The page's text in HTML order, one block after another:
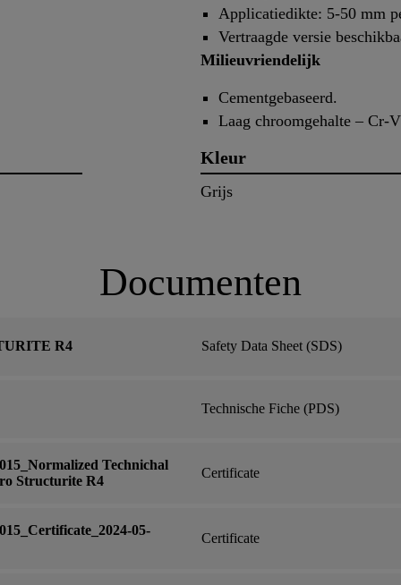
Applicatiedikte: 5-50 mm
Vertraagde versie
Milieuvriendelijk
Cementgebaseerd.
Laag chroomgehalte –
Kleur
Grijs
Documenten
R4 Safety Data Sheet (SDS)
Technische Fiche (PDS)
Technichal
Structurite R4
Certificate
05-
Certificate